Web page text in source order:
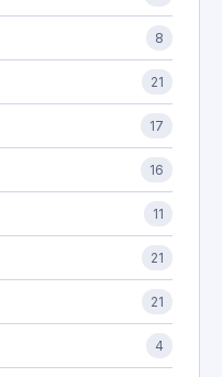
8
21
17
16
11
21
21
4